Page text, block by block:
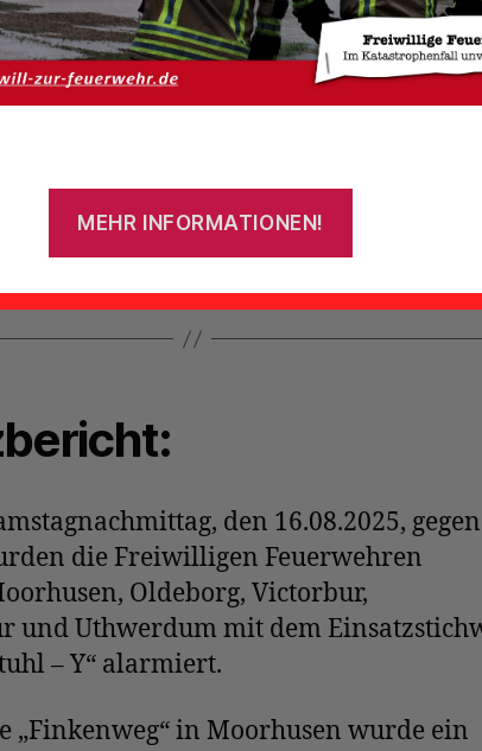
Brandeinsatz
den 16.08.2025, gegen
die Freiwilligen Feuerwehren
Oldeborg, Victorbur,
und Uthwerdum mit dem
– Y“ alarmiert.
„Finkenweg“ in Moorhusen wurde ein
MEHR INFORMATIONEN!